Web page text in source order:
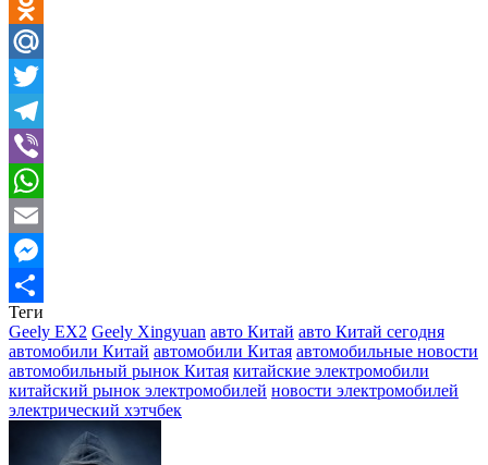
VK
Odnoklassniki
Mail.Ru
Twitter
Telegram
Viber
WhatsApp
Email
Messenger
Отправить
Теги
Geely EX2 Geely Xingyuan авто Китай авто Китай сегодня
автомобили Китай автомобили Китая автомобильные новости
автомобильный рынок Китая китайские электромобили
китайский рынок электромобилей новости электромобилей
электрический хэтчбек